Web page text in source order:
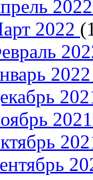
2022
2022
2022
2021